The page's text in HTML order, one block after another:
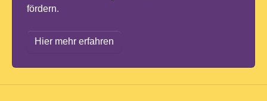
fördern.
Hier mehr erfahren